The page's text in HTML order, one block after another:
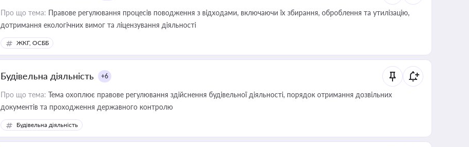
Про що тема: Правове регулювання процесів поводження з відходами, включаючи їх збирання, оброблення та утилізацію,
дотримання екологічних вимог та ліцензування діяльності
ЖКГ, ОСББ
Будівельна діяльність +6
Про що тема: Тема охоплює правове регулювання здійснення будівельної діяльності, порядок отримання дозвільних
документів та проходження державного контролю
Будівельна діяльність